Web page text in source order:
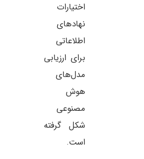
اختیارات
نهادهای
اطلاعاتی
برای ارزیابی
مدل‌های
هوش
مصنوعی
شکل گرفته
است.